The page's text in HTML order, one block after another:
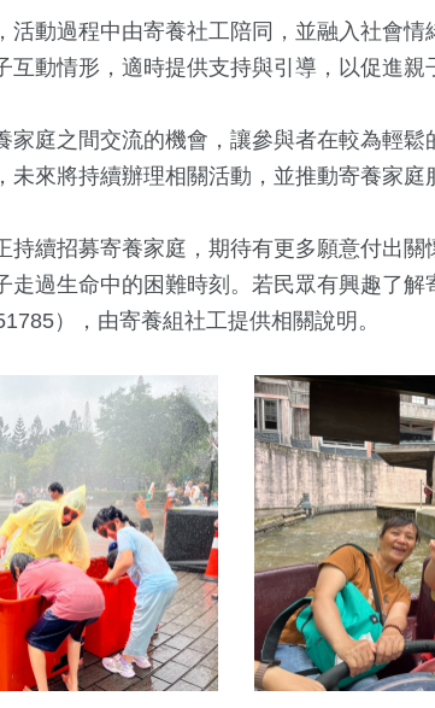
活動過程中由寄養社工陪同，並融入社會情
互動情形，適時提供支持與引導，以促進親
家庭之間交流的機會，讓參與者在較為輕鬆
未來將持續辦理相關活動，並推動寄養家庭
持續招募寄養家庭，期待有更多願意付出關
走過生命中的困難時刻。若民眾有興趣了解
），由寄養組社工提供相關說明。
+
生活
福建林公信俗文
化專區
861+
社會
7+
演唱會
9+
2024總統大選
45+
美食